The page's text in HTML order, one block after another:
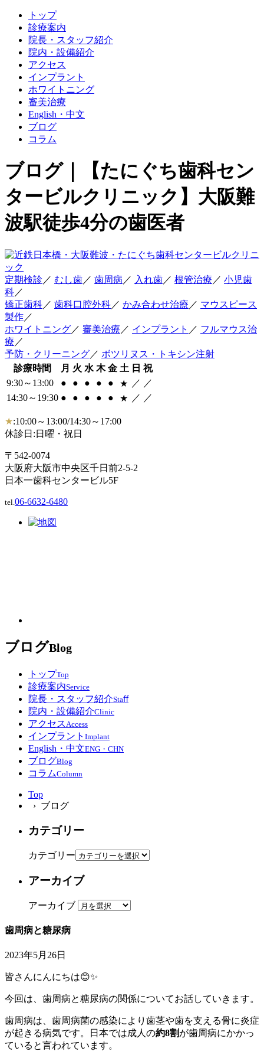
トップ
診療案内
院長・スタッフ紹介
院内・設備紹介
アクセス
インプラント
ホワイトニング
審美治療
English・中文
ブログ
コラム
ブログ｜【たにぐち歯科セン
タービルクリニック】大阪難
波駅徒歩4分の歯医者
定期検診 ／ むし歯／ 歯周病 ／ 入れ歯／ 根管治療 ／ 小児歯
科／
矯正歯科／ 歯科口腔外科／ かみ合わせ治療 ／ マウスピース
製作／
ホワイトニング／ 審美治療 ／ インプラント ／ フルマウス治
療 ／
予防・クリーニング／ ボツリヌス・トキシン注射
診療時間
月 火 水 木 金 土 日 祝
9:30～13:00
● ● ● ● ● ★ ／ ／
14:30～19:30 ● ● ● ● ● ★ ／ ／
★:10:00～13:00/14:30～17:00
休診日:日曜・祝日
〒542-0074
大阪府大阪市中央区千日前2-5-2
日本一歯科センタービル5F
tel. 06-6632-6480
ブログBlog
トップTop
診療案内Service
院長・スタッフ紹介Staﬀ
院内・設備紹介Clinic
アクセス Access
インプラント Implant
English・中文ENG・CHN
ブログBlog
コラムColumn
Top
› ブログ
カテゴリー
カテゴリー
アーカイブ
アーカイブ
歯周病と糖尿病
2023年5月26日
皆さんにんにちは😊✨
今回は、歯周病と糖尿病の関係についてお話していきます。
歯周病は、歯周病菌の感染により歯茎や歯を支える骨に炎症
が起きる病気です。日本では成人の約8割が歯周病にかかっ
ていると言われています。